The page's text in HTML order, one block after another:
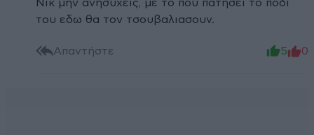
Νικ μην ανησυχεις, με το που πατησει το ποδι
του εδω θα τον τσουβαλιασουν.
Απαντήστε 5 0